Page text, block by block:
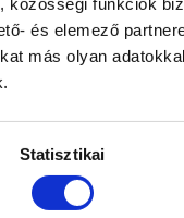
közösségi funkciók
és elemező
más olyan
Statisztikai
belvárosi